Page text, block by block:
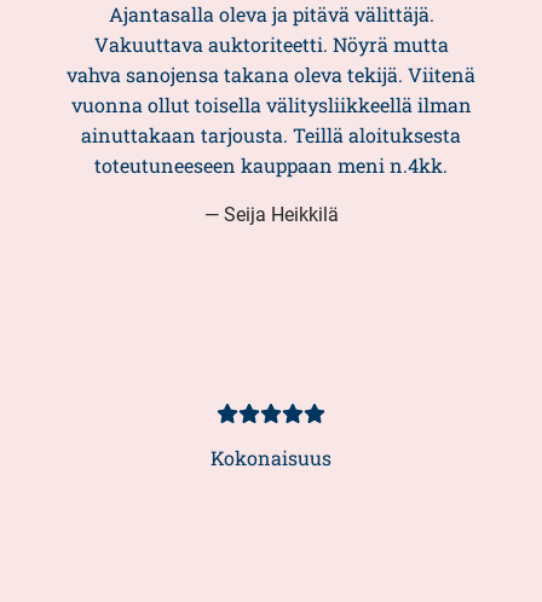
Ajantasalla oleva ja pitävä välittäjä.
Vakuuttava auktoriteetti. Nöyrä mutta
vahva sanojensa takana oleva tekijä. Viitenä
vuonna ollut toisella välitysliikkeellä ilman
ainuttakaan tarjousta. Teillä aloituksesta
toteutuneeseen kauppaan meni n.4kk.
— Seija Heikkilä
Asiakasarvio
5/5
Kokonaisuus